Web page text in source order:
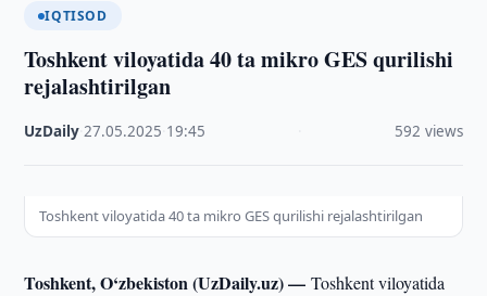
IQTISOD
Toshkent viloyatida 40 ta mikro GES qurilishi
rejalashtirilgan
UzDaily ·27.05.2025 19:45 592 views
Toshkent viloyatida 40 ta mikro GES qurilishi rejalashtirilgan
Toshkent, O‘zbekiston (UzDaily.uz) —Toshkent viloyatida